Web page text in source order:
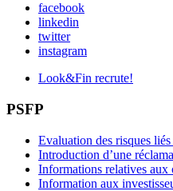
facebook
linkedin
twitter
instagram
Look&Fin recrute!
PSFP
Evaluation des risques
Introduction d’une
Informations relatives aux
Information aux